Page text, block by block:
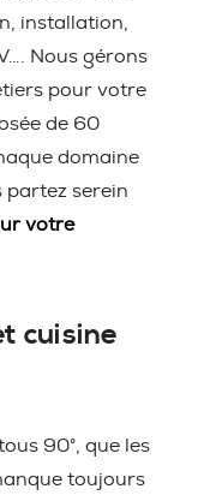
installation,
Nous gérons
pour votre
de 60
domaine
partez serein
votre
cuisine
90°, que les
toujours